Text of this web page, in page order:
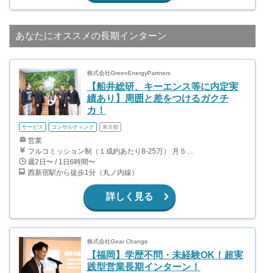
あなたにオススメの長期インターン
株式会社GreenEnergyPartners
【船井総研、キーエンス等に内定実
績あり】周囲と差をつけるガクチ
カ！
サービス コンサルティング 東京都
営業
フルコミッション制（１成約あたり8-25万） 月５０万以上稼ぐインターン生も多数います！ ■収入例 ○入社１ヶ月目（明治大学2年生） 役職：アポインター 月間１契約×８万円＝８万円 ＋交通費 ○入社３ヶ月目（東京大学２年生） 役職：アポインター（ランク：ブロンズ） 月間３契約×10万円＝30万円 ＋交通費 ○入社６ヶ月目（早稲田大学３年生） 役職：アポインター（ランク：シルバー） 月間５契約×12万円＝60万円 ＋交通費 ○入社15ヶ月目（慶應大学３年生） 役職：クローザー 月間３契約×25万＝75万円 ＋交通費
週2日〜 / 1日6時間〜
西新宿駅から徒歩1分（丸ノ内線）
詳しく見る
株式会社Gear Change
【福岡】学歴不問・未経験OK！超実
践型営業長期インターン！